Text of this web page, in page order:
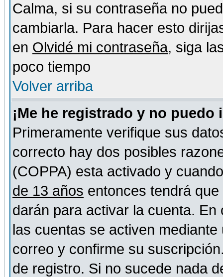
Calma, si su contraseña no
cambiarla. Para hacer esto
en Olvidé mi contraseña, siga
poco tiempo
Volver arriba
¡Me he registrado y no puedo
Primeramente verifique sus
correcto hay dos posibles
(COPPA) esta activado y
de 13 años entonces tendrá
darán para activar la cuenta.
las cuentas se activen
correo y confirme su
de registro. Si no sucede nada